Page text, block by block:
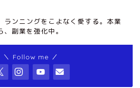
ランニングをこよなく愛する。本業
副業を強化中。
＼ Follow me ／